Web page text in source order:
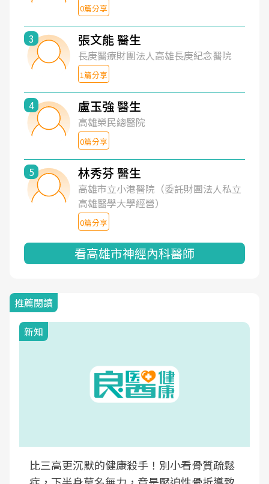
0篇分享
3 張文能 醫生
長庚醫療財團法人高雄長庚紀念醫院
1篇分享
4 盧玉強 醫生
高雄榮民總醫院
0篇分享
5 林秀芬 醫生
高雄市立小港醫院（委託財團法人私立
高雄醫學大學經營）
0篇分享
看高雄市神經內科醫師
推薦閱讀
新知
比三高更沉默的健康殺手！別小看骨質疏鬆